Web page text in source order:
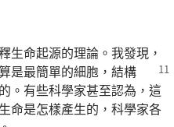
生命起源的理論。我發現，
是最簡單的細胞， 結構
。有些科學家甚至認為，這
命是怎樣產生的，科學家各